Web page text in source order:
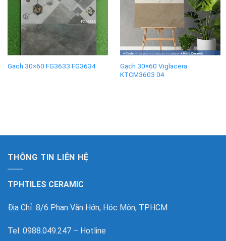
Gạch 30×60 FG3633 FG3634
Gạch 30×60 Viglacera
KTCM3603 04
THÔNG TIN LIÊN HỆ
TPHTILES CERAMIC
Địa Chỉ: 8/6 Phan Văn Hớn, Hóc Môn, TPHCM
Tel: 0988.049.247 – Hotline